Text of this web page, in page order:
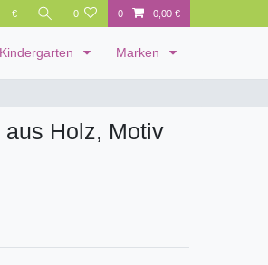
€ 0 0 0,00 €
Kindergarten Marken
Holz, Motiv